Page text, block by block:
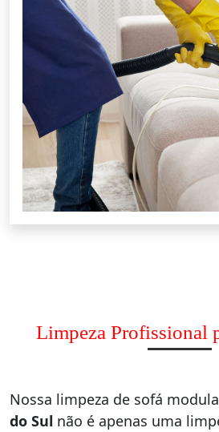
Limpeza Profissional
Nossa limpeza de sofá
do Sul não é apenas uma